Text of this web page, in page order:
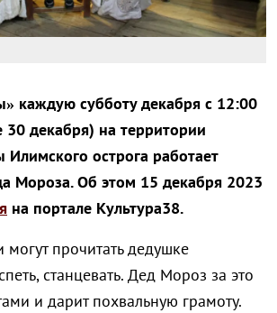
каждую субботу декабря с 12:00
декабря) на территории
острога работает
Мороза. Об этом 15 декабря 2023
на портале Культура38.
прочитать дедушке
станцевать. Дед Мороз за это
и дарит похвальную грамоту.